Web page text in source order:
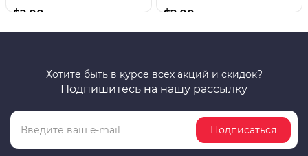
$2.00 $2.00
Хотите быть в курсе всех акций и скидок?
Подпишитесь на нашу рассылку
Подписаться